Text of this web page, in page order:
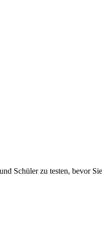
Schüler zu testen, bevor